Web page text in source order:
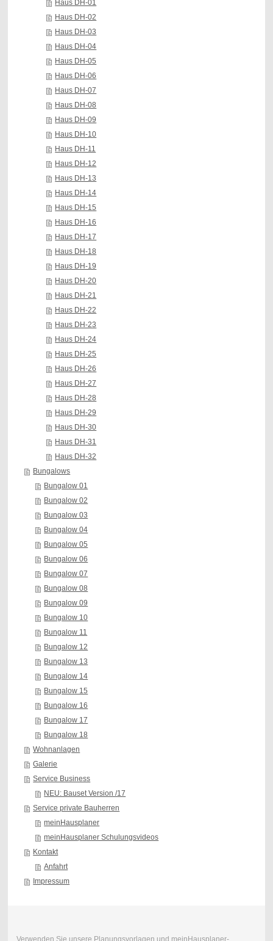
Haus DH-01
Haus DH-02
Haus DH-03
Haus DH-04
Haus DH-05
Haus DH-06
Haus DH-07
Haus DH-08
Haus DH-09
Haus DH-10
Haus DH-11
Haus DH-12
Haus DH-13
Haus DH-14
Haus DH-15
Haus DH-16
Haus DH-17
Haus DH-18
Haus DH-19
Haus DH-20
Haus DH-21
Haus DH-22
Haus DH-23
Haus DH-24
Haus DH-25
Haus DH-26
Haus DH-27
Haus DH-28
Haus DH-29
Haus DH-30
Haus DH-31
Haus DH-32
Bungalows
Bungalow 01
Bungalow 02
Bungalow 03
Bungalow 04
Bungalow 05
Bungalow 06
Bungalow 07
Bungalow 08
Bungalow 09
Bungalow 10
Bungalow 11
Bungalow 12
Bungalow 13
Bungalow 14
Bungalow 15
Bungalow 16
Bungalow 17
Bungalow 18
Wohnanlagen
Galerie
Service Business
NEU: Bauset Version /17
Service private Bauherren
meinHausplaner
meinHausplaner Schulungsvideos
Kontakt
Anfahrt
Impressum
Verwenden Sie unsere Planungsvorlagen und meinHausplaner-